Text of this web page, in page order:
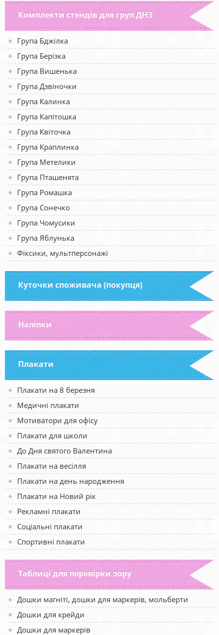
Комплекти стендів для груп ДНЗ
Група Бджілка
Група Берізка
Група Вишенька
Група Дзвіночки
Група Калинка
Група Капітошка
Група Квіточка
Група Краплинка
Група Метелики
Група Пташенята
Група Ромашка
Група Сонечко
Група Чомусики
Група Яблунька
Фіксики, мультперсонажі
Куточки споживача (покупця)
Наліпки
Плакати
Плакати на 8 березня
Медичні плакати
Мотиватори для офісу
Плакати для школи
До Дня святого Валентина
Плакати на весілля
Плакати на день народження
Плакати на Новий рік
Рекламні плакати
Соціальні плакати
Спортивні плакати
Таблиці для перевірки зору
Дошки магніті, дошки для маркерів, мольберти
Дошки для крейди
Дошки для маркерів